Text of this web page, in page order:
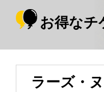
お得なチ
ラーズ・